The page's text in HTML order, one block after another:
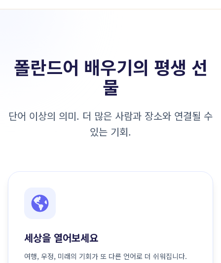
폴란드어 배우기의 평생 선
물
단어 이상의 의미. 더 많은 사람과 장소와 연결될 수
있는 기회.
세상을 열어보세요
여행, 우정, 미래의 기회가 또 다른 언어로 더 쉬워집니다.